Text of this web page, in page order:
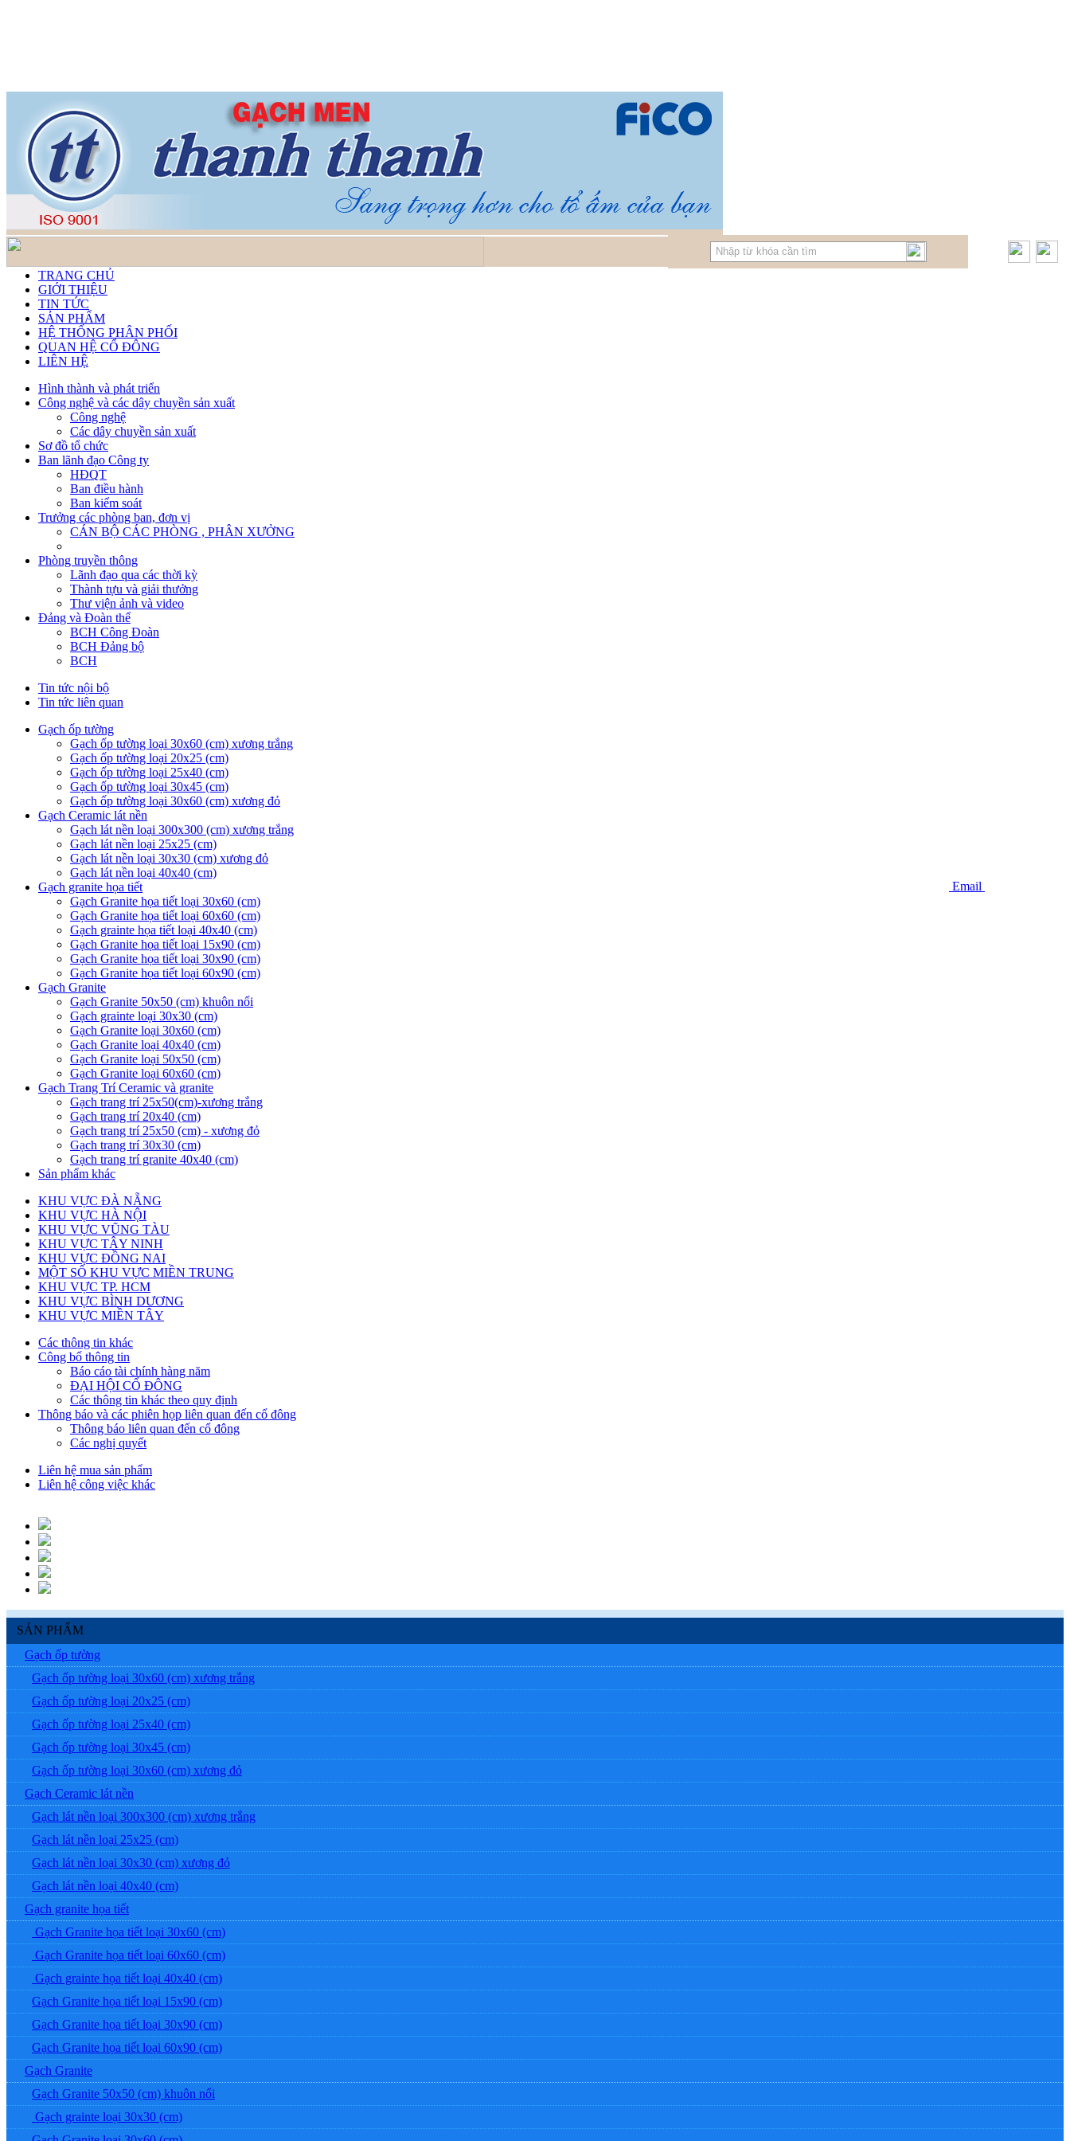
TRANG CHỦ
GIỚI THIỆU
TIN TỨC
SẢN PHẨM
HỆ THỐNG PHÂN PHỐI
QUAN HỆ CỔ ĐÔNG
LIÊN HỆ
Hình thành và phát triển
Công nghệ và các dây chuyền sản xuất
Công nghệ
Các dây chuyền sản xuất
Sơ đồ tổ chức
Ban lãnh đạo Công ty
HĐQT
Ban điều hành
Ban kiểm soát
Trưởng các phòng ban, đơn vị
CÁN BỘ CÁC PHÒNG , PHÂN XƯỞNG
Phòng truyền thông
Lãnh đạo qua các thời kỳ
Thành tựu và giải thưởng
Thư viện ảnh và video
Đảng và Đoàn thể
BCH Công Đoàn
BCH Đảng bộ
BCH
Tin tức nội bộ
Tin tức liên quan
Gạch ốp tường
Gạch ốp tường loại 30x60 (cm) xương trắng
Gạch ốp tường loại 20x25 (cm)
Gạch ốp tường loại 25x40 (cm)
Gạch ốp tường loại 30x45 (cm)
Gạch ốp tường loại 30x60 (cm) xương đỏ
Gạch Ceramic lát nền
Gạch lát nền loại 300x300 (cm) xương trắng
Gạch lát nền loại 25x25 (cm)
Gạch lát nền loại 30x30 (cm) xương đỏ
Gạch lát nền loại 40x40 (cm)
Gạch granite họa tiết
Gạch Granite họa tiết loại 30x60 (cm)
Gạch Granite họa tiết loại 60x60 (cm)
Gạch grainte họa tiết loại 40x40 (cm)
Gạch Granite họa tiết loại 15x90 (cm)
Gạch Granite họa tiết loại 30x90 (cm)
Gạch Granite họa tiết loại 60x90 (cm)
Gạch Granite
Gạch Granite 50x50 (cm) khuôn nổi
Gạch grainte loại 30x30 (cm)
Gạch Granite loại 30x60 (cm)
Gạch Granite loại 40x40 (cm)
Gạch Granite loại 50x50 (cm)
Gạch Granite loại 60x60 (cm)
Gạch Trang Trí Ceramic và granite
Gạch trang trí 25x50(cm)-xương trắng
Gạch trang trí 20x40 (cm)
Gạch trang trí 25x50 (cm) - xương đỏ
Gạch trang trí 30x30 (cm)
Gạch trang trí granite 40x40 (cm)
Sản phẩm khác
KHU VỰC ĐÀ NẴNG
KHU VỰC HÀ NỘI
KHU VỰC VŨNG TÀU
KHU VỰC TÂY NINH
KHU VỰC ĐỒNG NAI
MỘT SỐ KHU VỰC MIỀN TRUNG
KHU VỰC TP. HCM
KHU VỰC BÌNH DƯƠNG
KHU VỰC MIỀN TÂY
Các thông tin khác
Công bố thông tin
Báo cáo tài chính hàng năm
ĐẠI HỘI CỔ ĐÔNG
Các thông tin khác theo quy định
Thông báo và các phiên họp liên quan đến cổ đông
Thông báo liên quan đến cổ đông
Các nghị quyết
Liên hệ mua sản phẩm
Liên hệ công việc khác
Email
SẢN PHẨM
Gạch ốp tường
Gạch ốp tường loại 30x60 (cm) xương trắng
Gạch ốp tường loại 20x25 (cm)
Gạch ốp tường loại 25x40 (cm)
Gạch ốp tường loại 30x45 (cm)
Gạch ốp tường loại 30x60 (cm) xương đỏ
Gạch Ceramic lát nền
Gạch lát nền loại 300x300 (cm) xương trắng
Gạch lát nền loại 25x25 (cm)
Gạch lát nền loại 30x30 (cm) xương đỏ
Gạch lát nền loại 40x40 (cm)
Gạch granite họa tiết
Gạch Granite họa tiết loại 30x60 (cm)
Gạch Granite họa tiết loại 60x60 (cm)
Gạch grainte họa tiết loại 40x40 (cm)
Gạch Granite họa tiết loại 15x90 (cm)
Gạch Granite họa tiết loại 30x90 (cm)
Gạch Granite họa tiết loại 60x90 (cm)
Gạch Granite
Gạch Granite 50x50 (cm) khuôn nổi
Gạch grainte loại 30x30 (cm)